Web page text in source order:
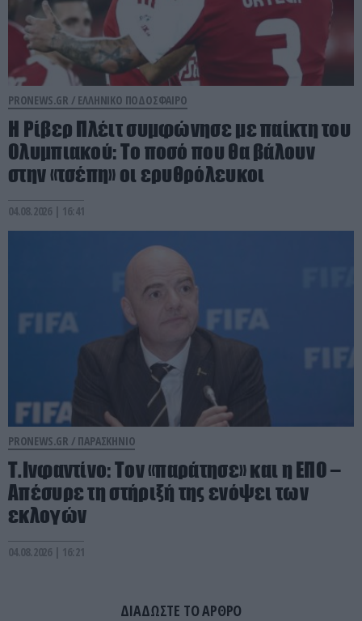
PRONEWS.GR / ΕΛΛΗΝΙΚΟ ΠΟΔΟΣΦΑΙΡΟ
Η Ρίβερ Πλέιτ συμφώνησε με παίκτη του
Ολυμπιακού: Το ποσό που θα βάλουν
στην «τσέπη» οι ερυθρόλευκοι
04.08.2026 | 16:41
PRONEWS.GR / ΠΑΡΑΣΚΗΝΙΟ
Τ.Ινφαντίνο: Τον «παράτησε» και η ΕΠΟ –
Απέσυρε τη στήριξή της ενόψει των
εκλογών
04.08.2026 | 16:21
ΔΙΑΔΩΣΤΕ ΤΟ ΑΡΘΡΟ